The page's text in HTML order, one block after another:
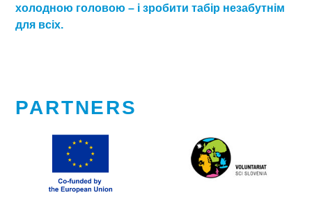
холодною головою – і зробити табір незабутнім
для всіх.
PARTNERS